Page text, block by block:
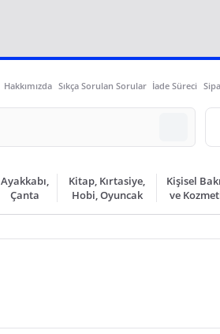
Hakkımızda Sıkça Sorulan Sorular İade Süreci
Ayakkabı,
Çanta
Kitap, Kırtasiye,
Hobi, Oyuncak
Kişisel
ve